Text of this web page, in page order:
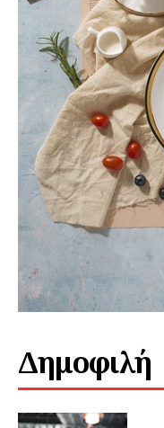
Δημοφιλή